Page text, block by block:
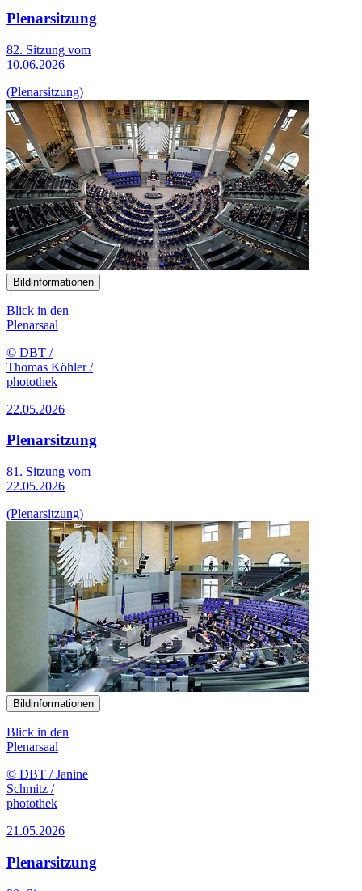
Plenarsitzung
82. Sitzung vom
10.06.2026
(Plenarsitzung)
Bildinformationen
Blick in den
Plenarsaal
© DBT /
Thomas Köhler /
photothek
22.05.2026
Plenarsitzung
81. Sitzung vom
22.05.2026
(Plenarsitzung)
Bildinformationen
Blick in den
Plenarsaal
© DBT / Janine
Schmitz /
photothek
21.05.2026
Plenarsitzung